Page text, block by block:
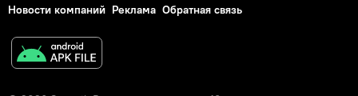
Новости компаний Реклама Обратная связь